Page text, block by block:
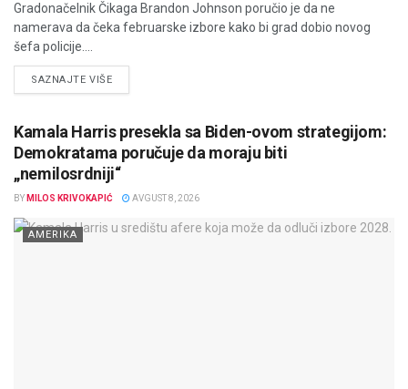
Gradonačelnik Čikaga Brandon Johnson poručio je da ne
namerava da čeka februarske izbore kako bi grad dobio novog
šefa policije....
SAZNAJTE VIŠEDETAILS
Kamala Harris presekla sa Biden-ovom strategijom:
Demokratama poručuje da moraju biti
„nemilosrdniji“
BY MILOS KRIVOKAPIĆ AVGUST 8, 2026
AMERIKA